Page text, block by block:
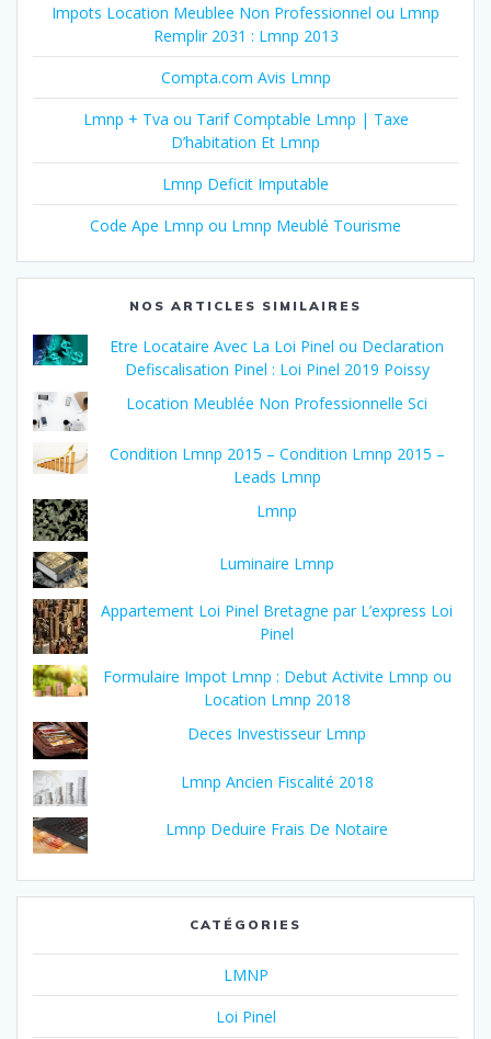
Impots Location Meublee Non Professionnel ou Lmnp
Remplir 2031 : Lmnp 2013
Compta.com Avis Lmnp
Lmnp + Tva ou Tarif Comptable Lmnp | Taxe
D’habitation Et Lmnp
Lmnp Deficit Imputable
Code Ape Lmnp ou Lmnp Meublé Tourisme
NOS ARTICLES SIMILAIRES
Etre Locataire Avec La Loi Pinel ou Declaration
Defiscalisation Pinel : Loi Pinel 2019 Poissy
Location Meublée Non Professionnelle Sci
Condition Lmnp 2015 – Condition Lmnp 2015 –
Leads Lmnp
Lmnp
Luminaire Lmnp
Appartement Loi Pinel Bretagne par L’express Loi
Pinel
Formulaire Impot Lmnp : Debut Activite Lmnp ou
Location Lmnp 2018
Deces Investisseur Lmnp
Lmnp Ancien Fiscalité 2018
Lmnp Deduire Frais De Notaire
CATÉGORIES
LMNP
Loi Pinel